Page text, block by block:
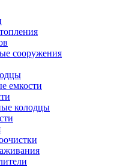
сооружения
емкости
колодцы